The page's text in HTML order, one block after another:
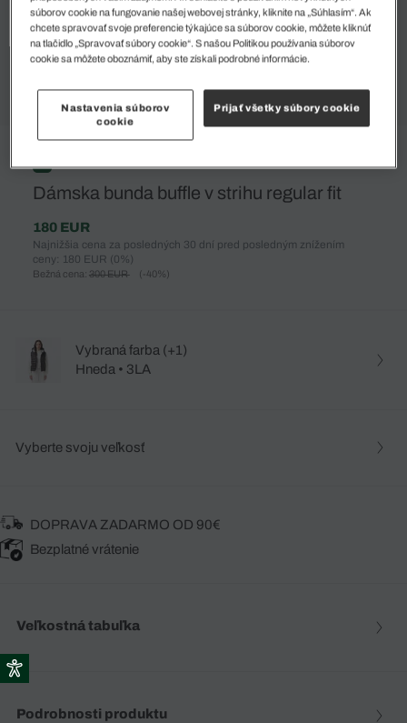
%
Dámska bunda buffle v strihu regular fit
180 EUR
Najnižšia cena za posledných 30 dní pred posledným znížením
ceny: 180 EUR (0%)
Bežná cena: 300 EUR (-40%)
Vybraná farba (+1)
Hneda • 3LA
Vyberte svoju veľkosť
DOPRAVA ZADARMO OD 90€
Bezplatné vrátenie
Veľkostná tabuľka
Podrobnosti produktu
súborov cookie na fungovanie našej webovej stránky, kliknite na „Súhlasím“. Ak
chcete spravovať svoje preferencie týkajúce sa súborov cookie, môžete kliknúť
na tlačidlo „Spravovať súbory cookie“. S našou Politikou používania súborov
cookie sa môžete oboznámiť, aby ste získali podrobné informácie.
Nastavenia súborov
cookie
Prijať všetky súbory cookie